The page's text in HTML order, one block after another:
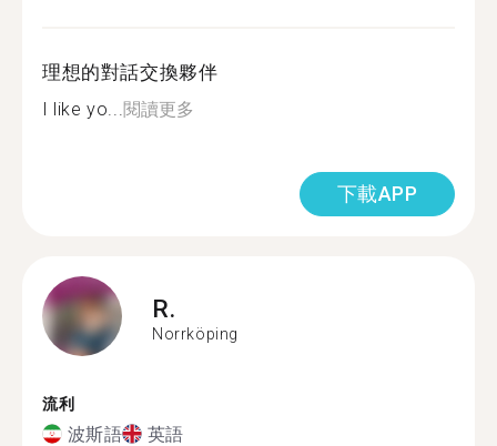
理想的對話交換夥伴
I like yo...閱讀更多
下載APP
R.
Norrköping
流利
波斯語 英語